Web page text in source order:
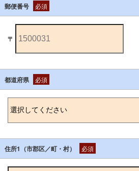
郵便番号 必須
〒
都道府県 必須
住所1（市郡区／町・村） 必須